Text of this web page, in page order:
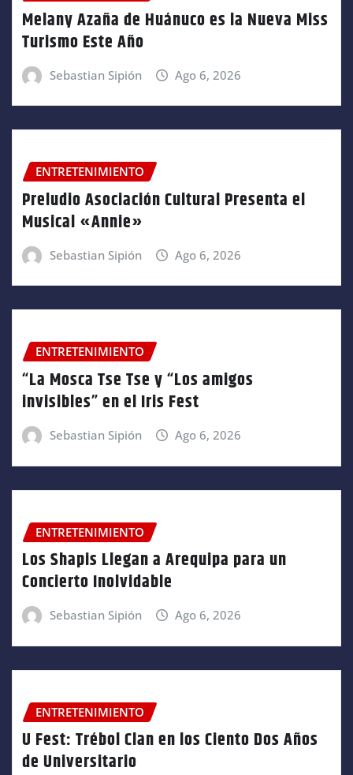
Melany Azaña de Huánuco es la Nueva Miss
Turismo Este Año
Sebastian Sipión Ago 6, 2026
ENTRETENIMIENTO
Preludio Asociación Cultural Presenta el
Musical «Annie»
Sebastian Sipión Ago 6, 2026
ENTRETENIMIENTO
“La Mosca Tse Tse y “Los amigos
invisibles” en el Iris Fest
Sebastian Sipión Ago 6, 2026
ENTRETENIMIENTO
Los Shapis Llegan a Arequipa para un
Concierto Inolvidable
Sebastian Sipión Ago 6, 2026
ENTRETENIMIENTO
U Fest: Trébol Clan en los Ciento Dos Años
de Universitario